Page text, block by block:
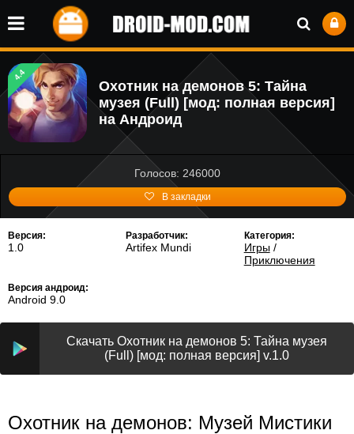
4.4
Охотник на демонов 5: Тайна
музея (Full) [мод: полная версия]
на Андроид
Голосов: 246000
В закладки
Версия:
1.0
Разработчик:
Artifex Mundi
Категория:
Игры/
Приключения
Версия андроид:
Android 9.0
Скачать Охотник на демонов 5: Тайна музея
(Full) [мод: полная версия] v.1.0
Охотник на демонов: Музей Мистики